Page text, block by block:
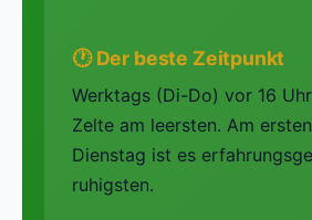
🕐 Der beste Zeitpunkt
Werktags (Di-Do) vor 16
Zelte am leersten. Am
Dienstag ist es
ruhigsten.